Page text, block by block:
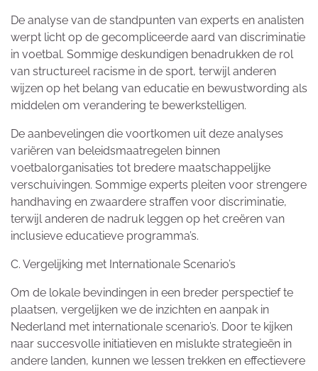
De analyse van de standpunten van experts en analisten
werpt licht op de gecompliceerde aard van discriminatie
in voetbal. Sommige deskundigen benadrukken de rol
van structureel racisme in de sport, terwijl anderen
wijzen op het belang van educatie en bewustwording als
middelen om verandering te bewerkstelligen.
De aanbevelingen die voortkomen uit deze analyses
variëren van beleidsmaatregelen binnen
voetbalorganisaties tot bredere maatschappelijke
verschuivingen. Sommige experts pleiten voor strengere
handhaving en zwaardere straffen voor discriminatie,
terwijl anderen de nadruk leggen op het creëren van
inclusieve educatieve programma’s.
C. Vergelijking met Internationale Scenario’s
Om de lokale bevindingen in een breder perspectief te
plaatsen, vergelijken we de inzichten en aanpak in
Nederland met internationale scenario’s. Door te kijken
naar succesvolle initiatieven en mislukte strategieën in
andere landen, kunnen we lessen trekken en effectievere